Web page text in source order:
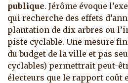
publique. Jérôme évoque
qui recherche des effets
plantation de dix arbres ou
piste cyclable. Une mesure
du budget de la ville et pas
cyclables) permettrait peut-
électeurs que le rapport coût